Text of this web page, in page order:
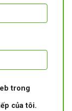
trong
của tôi.